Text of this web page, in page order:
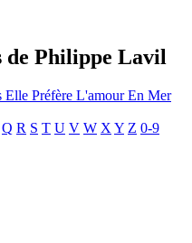
de Philippe Lavil
Elle Préfère L'amour En Mer
Q R S T U V W X Y Z 0-9